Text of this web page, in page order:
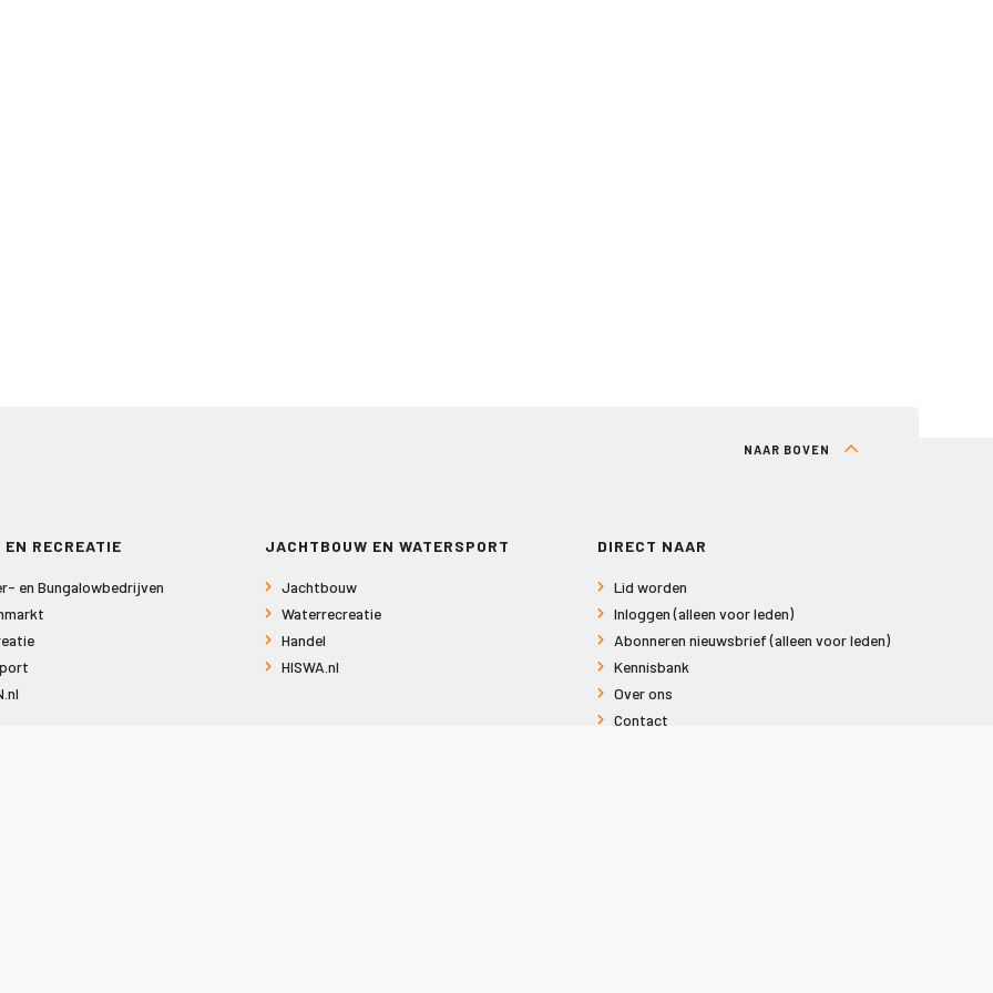
NAAR BOVEN
EN RECREATIE
en Bungalowbedrijven
JACHTBOUW EN WATERSPORT
Jachtbouw
Waterrecreatie
Handel
HISWA.nl
DIRECT NAAR
Lid worden
Inloggen (alleen voor leden)
Abonneren nieuwsbrief (alleen voor leden)
Kennisbank
Over ons
Contact